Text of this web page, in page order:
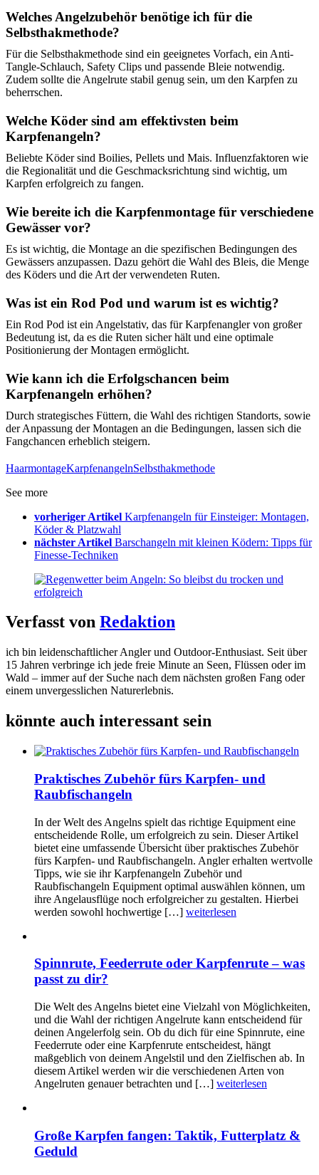
Welches Angelzubehör benötige ich für die
Selbsthakmethode?
Für die Selbsthakmethode sind ein geeignetes Vorfach, ein Anti-
Tangle-Schlauch, Safety Clips und passende Bleie notwendig.
Zudem sollte die Angelrute stabil genug sein, um den Karpfen zu
beherrschen.
Welche Köder sind am effektivsten beim
Karpfenangeln?
Beliebte Köder sind Boilies, Pellets und Mais. Influenzfaktoren wie
die Regionalität und die Geschmacksrichtung sind wichtig, um
Karpfen erfolgreich zu fangen.
Wie bereite ich die Karpfenmontage für verschiedene
Gewässer vor?
Es ist wichtig, die Montage an die spezifischen Bedingungen des
Gewässers anzupassen. Dazu gehört die Wahl des Bleis, die Menge
des Köders und die Art der verwendeten Ruten.
Was ist ein Rod Pod und warum ist es wichtig?
Ein Rod Pod ist ein Angelstativ, das für Karpfenangler von großer
Bedeutung ist, da es die Ruten sicher hält und eine optimale
Positionierung der Montagen ermöglicht.
Wie kann ich die Erfolgschancen beim
Karpfenangeln erhöhen?
Durch strategisches Füttern, die Wahl des richtigen Standorts, sowie
der Anpassung der Montagen an die Bedingungen, lassen sich die
Fangchancen erheblich steigern.
HaarmontageKarpfenangelnSelbsthakmethode
See more
vorheriger Artikel Karpfenangeln für Einsteiger: Montagen,
Köder & Platzwahl
nächster Artikel Barschangeln mit kleinen Ködern: Tipps für
Finesse-Techniken
Verfasst von Redaktion
ich bin leidenschaftlicher Angler und Outdoor-Enthusiast. Seit über
15 Jahren verbringe ich jede freie Minute an Seen, Flüssen oder im
Wald – immer auf der Suche nach dem nächsten großen Fang oder
einem unvergesslichen Naturerlebnis.
könnte auch interessant sein
Praktisches Zubehör fürs Karpfen- und
Raubfischangeln
In der Welt des Angelns spielt das richtige Equipment eine
entscheidende Rolle, um erfolgreich zu sein. Dieser Artikel
bietet eine umfassende Übersicht über praktisches Zubehör
fürs Karpfen- und Raubfischangeln. Angler erhalten wertvolle
Tipps, wie sie ihr Karpfenangeln Zubehör und
Raubfischangeln Equipment optimal auswählen können, um
ihre Angelausflüge noch erfolgreicher zu gestalten. Hierbei
werden sowohl hochwertige […] weiterlesen
Spinnrute, Feederrute oder Karpfenrute – was
passt zu dir?
Die Welt des Angelns bietet eine Vielzahl von Möglichkeiten,
und die Wahl der richtigen Angelrute kann entscheidend für
deinen Angelerfolg sein. Ob du dich für eine Spinnrute, eine
Feederrute oder eine Karpfenrute entscheidest, hängt
maßgeblich von deinem Angelstil und den Zielfischen ab. In
diesem Artikel werden wir die verschiedenen Arten von
Angelruten genauer betrachten und […] weiterlesen
Große Karpfen fangen: Taktik, Futterplatz &
Geduld